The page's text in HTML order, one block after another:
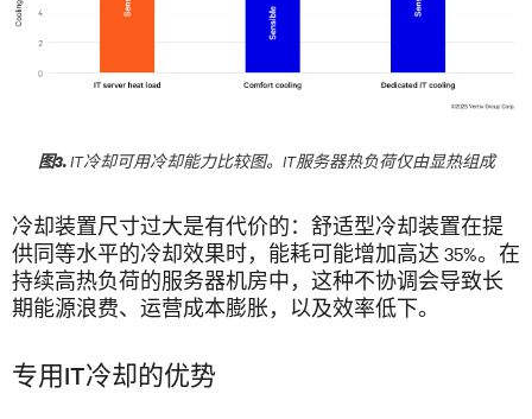
图3.IT冷却可用冷却能力比较图。IT服务器热负荷仅由显热组成
冷却装置尺寸过大是有代价的：舒适型冷却装置在提
供同等水平的冷却效果时，能耗可能增加高达 35%。在
持续高热负荷的服务器机房中，这种不协调会导致长
期能源浪费、运营成本膨胀，以及效率低下。
专用IT冷却的优势